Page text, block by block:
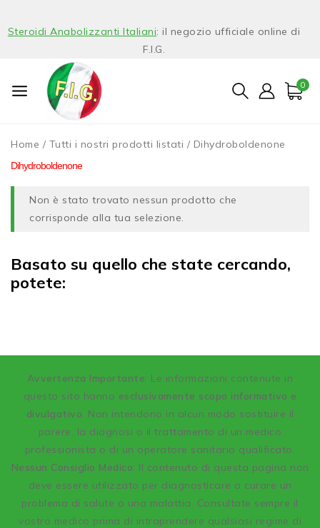
Steroidi Anabolizzanti Italiani: il negozio ufficiale online di
F.I.G.
0
Home / Tutti i nostri prodotti listati / Dihydroboldenone
Dihydroboldenone
Non è stato trovato nessun prodotto che
corrisponde alla tua selezione.
Basato su quello che state cercando,
potete:
Avvertenza Importante: Le informazioni contenute in
questo sito hanno esclusivamente scopo informativo e
divulgativo. Non intendono in alcun modo sostituire il
parere, la diagnosi o il trattamento di un medico
professionista o di un operatore sanitario qualificato.
Nessun Consiglio Medico: Il contenuto di questa pagina non
deve essere utilizzato per diagnosticare o curare un
problema di salute o una malattia. Consultate sempre il
vostro medico prima di intraprendere qualsiasi regime di